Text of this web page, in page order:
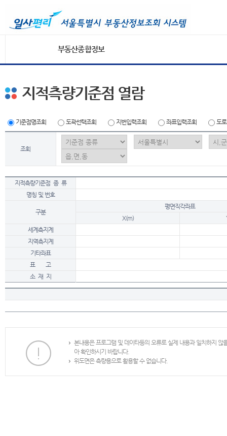
부동산종합정보
지적측량기준점 열람
기준점명조회 도곽선택조회 지번입력조회 좌표입력조회 도
조회
지적측량기준점 종 류
명칭 및 번호
구분
평면직각좌표
X(m)
세계측지계
지역측지계
기타좌표
표 고
소 재 지
본내용은 프로그램 및 데이타등의 오류로 실제 내용과 일치하지
아 확인하시기 바랍니다.
위도면은 측량용으로 활용할 수 없습니다.